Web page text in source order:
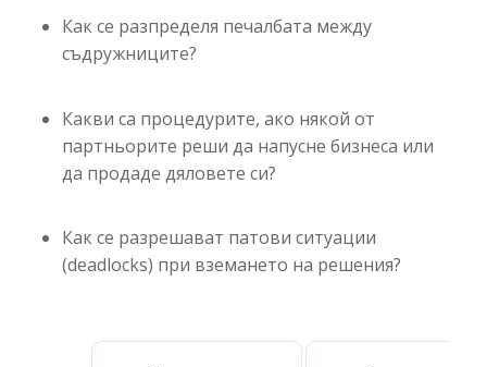
Как се разпределя печалбата между
съдружниците?
Какви са процедурите, ако някой от
партньорите реши да напусне бизнеса или
да продаде дяловете си?
Как се разрешават патови ситуации
(deadlocks) при вземането на решения?